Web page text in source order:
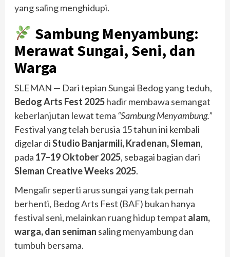
yang saling menghidupi.
Sambung Menyambung:
Merawat Sungai, Seni, dan
Warga
SLEMAN — Dari tepian Sungai Bedog yang teduh,
Bedog Arts Fest 2025hadir membawa semangat
keberlanjutan lewat tema “Sambung Menyambung.”
Festival yang telah berusia 15 tahun ini kembali
digelar diStudio Banjarmili, Kradenan, Sleman,
pada 17–19 Oktober 2025, sebagai bagian dari
Sleman Creative Weeks 2025.
Mengalir seperti arus sungai yang tak pernah
berhenti, Bedog Arts Fest (BAF) bukan hanya
festival seni, melainkan ruang hidup tempat alam,
warga, dan seniman saling menyambung dan
tumbuh bersama.